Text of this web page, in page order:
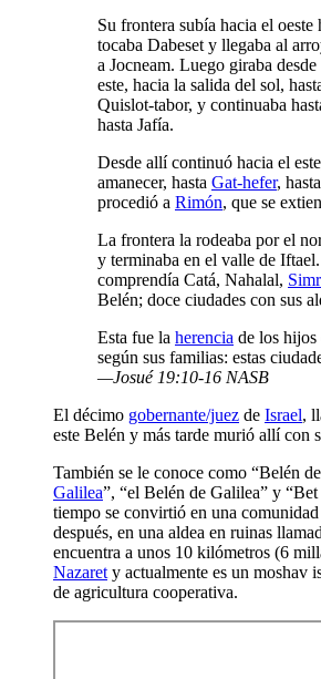
Su frontera subía hacia el oeste
tocaba Dabeset y llegaba al
a Jocneam. Luego giraba
este, hacia la salida del sol,
Quislot-tabor, y continuaba
hasta Jafía.
Desde allí continuó hacia el
amanecer, hasta Gat-hefer,
procedió a Rimón, que se
La frontera la rodeaba por el
y terminaba en el valle de
comprendía Catá, Nahalal,
Belén; doce ciudades con sus
Esta fue la herencia de los hijos
según sus familias: estas
—Josué 19:10-16 NASB
El décimo gobernante/juez de Israel,
este Belén y más tarde murió allí con
También se le conoce como “Belén
Galilea”, “el Belén de Galilea” y
tiempo se convirtió en una
después, en una aldea en ruinas
encuentra a unos 10 kilómetros (6
Nazaret y actualmente es un moshav
de agricultura cooperativa.